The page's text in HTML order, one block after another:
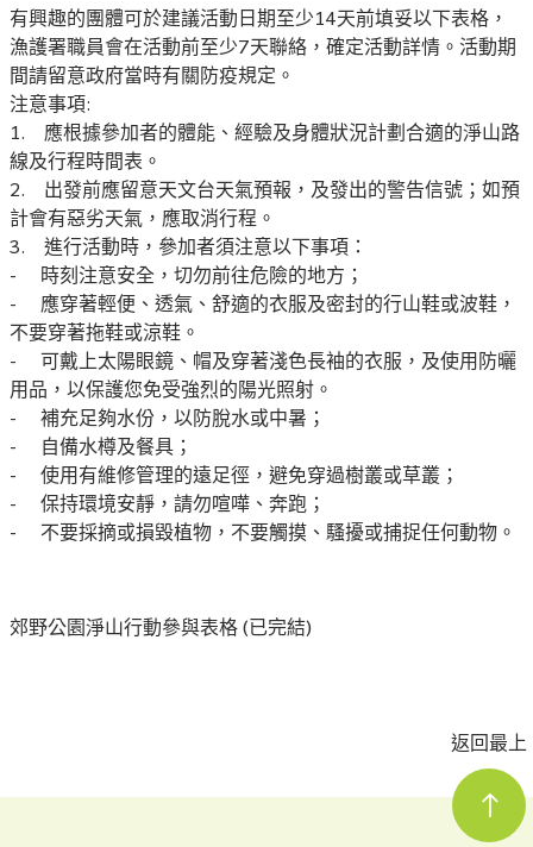
有興趣的團體可於建議活動日期至少14天前填妥以下表格，
漁護署職員會在活動前至少7天聯絡，確定活動詳情。活動期
間請留意政府當時有關防疫規定。
注意事項:
1. 應根據參加者的體能、經驗及身體狀況計劃合適的淨山路
線及行程時間表。
2. 出發前應留意天文台天氣預報，及發出的警告信號；如預
計會有惡劣天氣，應取消行程。
3. 進行活動時，參加者須注意以下事項：
- 時刻注意安全，切勿前往危險的地方；
- 應穿著輕便、透氣、舒適的衣服及密封的行山鞋或波鞋，
不要穿著拖鞋或涼鞋。
- 可戴上太陽眼鏡、帽及穿著淺色長袖的衣服，及使用防曬
用品，以保護您免受強烈的陽光照射。
- 補充足夠水份，以防脫水或中暑；
- 自備水樽及餐具；
- 使用有維修管理的遠足徑，避免穿過樹叢或草叢；
- 保持環境安靜，請勿喧嘩、奔跑；
- 不要採摘或損毀植物，不要觸摸、騷擾或捕捉任何動物。
郊野公園淨山行動參與表格 (已完結)
返回最上